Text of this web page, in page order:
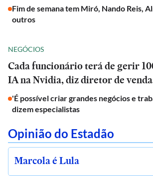
Fim de semana tem Miró, Nando Reis,
outros
NEGÓCIOS
Cada funcionário terá de gerir
IA na Nvidia, diz diretor de
'É possível criar grandes negócios e
dizem especialistas
Opinião do Estadão
Marcola é Lula